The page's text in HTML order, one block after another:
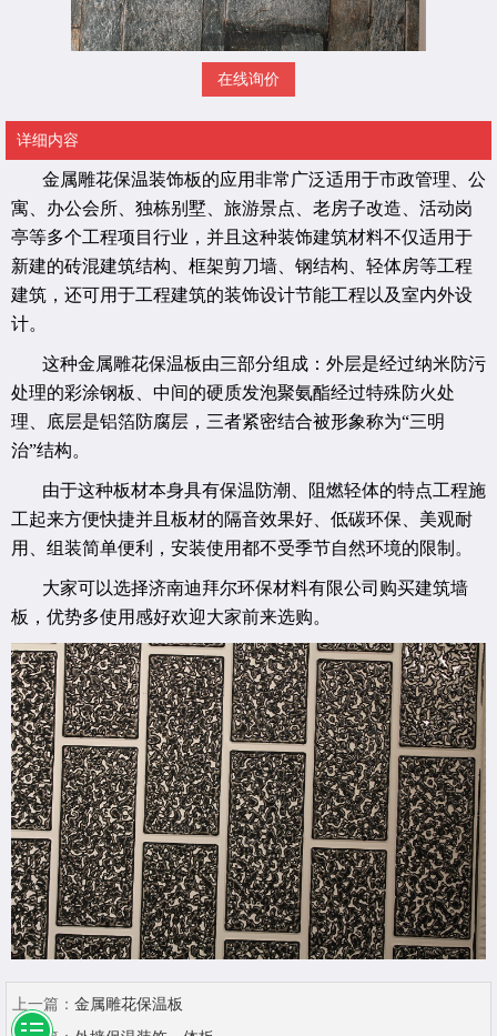
在线询价
详细内容
金属雕花保温装饰板的应用非常广泛适用于市政管理、公
寓、办公会所、独栋别墅、旅游景点、老房子改造、活动岗
亭等多个工程项目行业，并且这种装饰建筑材料不仅适用于
新建的砖混建筑结构、框架剪刀墙、钢结构、轻体房等工程
建筑，还可用于工程建筑的装饰设计节能工程以及室内外设
计。
这种金属雕花保温板由三部分组成：外层是经过纳米防污
处理的彩涂钢板、中间的硬质发泡聚氨酯经过特殊防火处
理、底层是铝箔防腐层，三者紧密结合被形象称为“三明
治”结构。
由于这种板材本身具有保温防潮、阻燃轻体的特点工程施
工起来方便快捷并且板材的隔音效果好、低碳环保、美观耐
用、组装简单便利，安装使用都不受季节自然环境的限制。
大家可以选择济南迪拜尔环保材料有限公司购买建筑墙
板，优势多使用感好欢迎大家前来选购。
上一篇： 金属雕花保温板